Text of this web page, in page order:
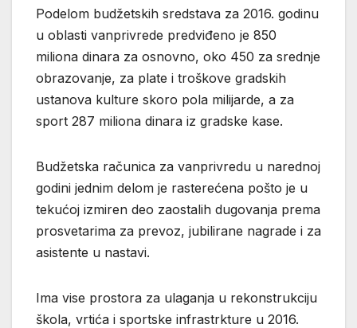
Podelom budžetskih sredstava za 2016. godinu
u oblasti vanprivrede predviđeno je 850
miliona dinara za osnovno, oko 450 za srednje
obrazovanje, za plate i troškove gradskih
ustanova kulture skoro pola milijarde, a za
sport 287 miliona dinara iz gradske kase.
Budžetska računica za vanprivredu u narednoj
godini jednim delom je rasterećena pošto je u
tekućoj izmiren deo zaostalih dugovanja prema
prosvetarima za prevoz, jubilirane nagrade i za
asistente u nastavi.
Ima vise prostora za ulaganja u rekonstrukciju
škola, vrtića i sportske infrastrkture u 2016.